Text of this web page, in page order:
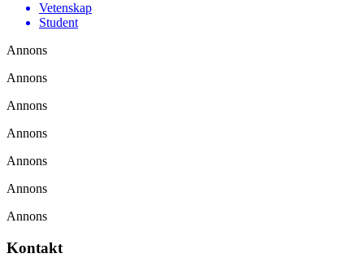
Vetenskap
Student
Annons
Annons
Annons
Annons
Annons
Annons
Annons
Kontakt